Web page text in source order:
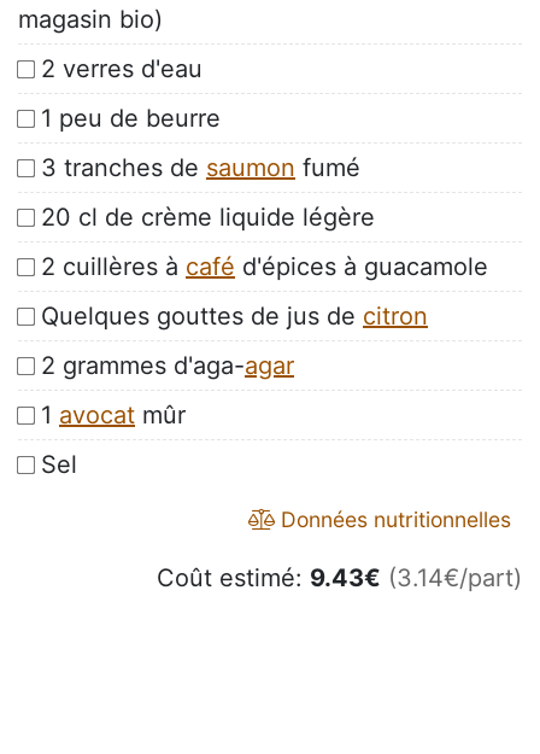
magasin bio)
2 verres d'eau
1 peu de beurre
3 tranches de saumon fumé
20 cl de crème liquide légère
2 cuillères à café d'épices à guacamole
Quelques gouttes de jus de citron
2 grammes d'aga-agar
1 avocat mûr
Sel
Données nutritionnelles
Coût estimé: 9.43€ (3.14€/part)